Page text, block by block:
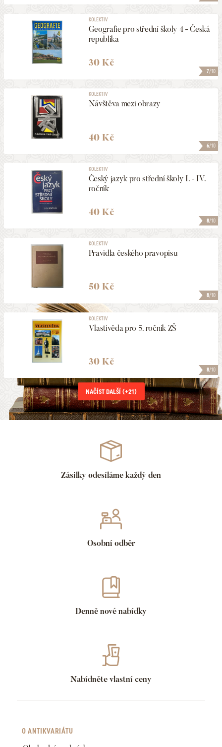
7/10
KOLEKTIV
Geografie pro střední školy 4 - Česká
republika
30 Kč
6/10
KOLEKTIV
Návštěva mezi obrazy
40 Kč
8/10
KOLEKTIV
Český jazyk pro střední školy I. - IV.
ročník
40 Kč
8/10
KOLEKTIV
Pravidla českého pravopisu
50 Kč
8/10
KOLEKTIV
Vlastivěda pro 5. ročník ZŠ
30 Kč
NAČÍST DALŠÍ (+21)
Zásilky odesíláme každý den
Osobní odběr
Denně nové nabídky
Nabídněte vlastní ceny
O ANTIKVARIÁTU